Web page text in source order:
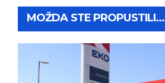
MOŽDA STE PROPUSTILI...